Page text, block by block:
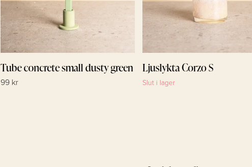
Tube concrete small dusty green
99 kr
Ljuslykta Corzo S
Slut i lager